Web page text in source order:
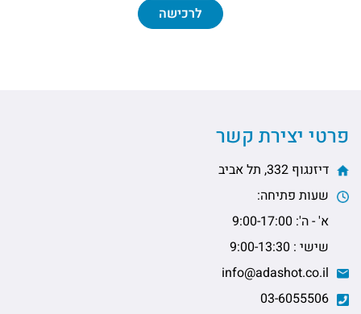
לרכישה
פרטי יצירת קשר
דיזנגוף 332, תל אביב
שעות פתיחה:
א' - ה': 9:00-17:00
שישי : 9:00-13:30